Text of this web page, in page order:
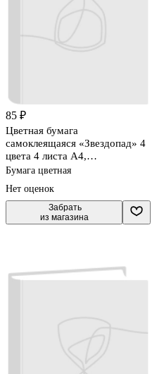
85 ₽
Цветная бумага
самоклеящаяся «Звездопад» 4
цвета 4 листа А4,
металлизированная, BG
Бумага цветная
Нет оценок
Забрать
из магазина